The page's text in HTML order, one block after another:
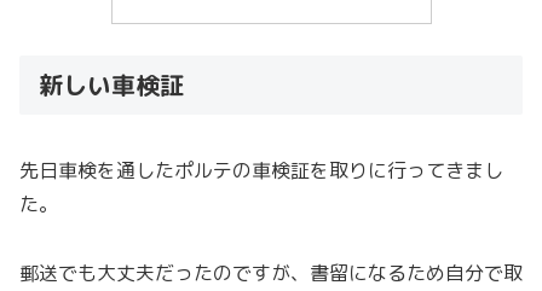
新しい車検証
先日車検を通したポルテの車検証を取りに行ってきまし
た。
郵送でも大丈夫だったのですが、書留になるため自分で取